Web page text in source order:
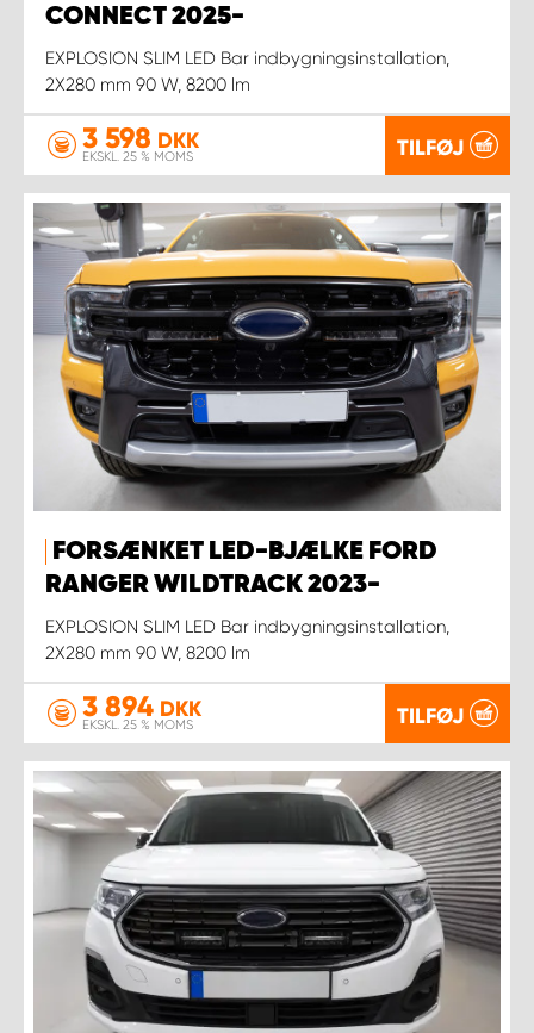
CONNECT 2025-
EXPLOSION SLIM LED Bar indbygningsinstallation,
2X280 mm 90 W, 8200 lm
3 598 DKK
EKSKL. 25 % MOMS TILFØJ
FORSÆNKET LED-BJÆLKE FORD
RANGER WILDTRACK 2023-
EXPLOSION SLIM LED Bar indbygningsinstallation,
2X280 mm 90 W, 8200 lm
3 894 DKK
EKSKL. 25 % MOMS TILFØJ